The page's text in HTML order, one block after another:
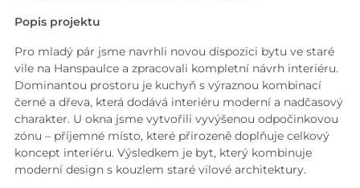
Popis projektu
Pro mladý pár jsme navrhli novou dispozici bytu ve staré
vile na Hanspaulce a zpracovali kompletní návrh interiéru.
Dominantou prostoru je kuchyň s výraznou kombinací
černé a dřeva, která dodává interiéru moderní a nadčasový
charakter. U okna jsme vytvořili vyvýšenou odpočinkovou
zónu – příjemné místo, které přirozeně doplňuje celkový
koncept interiéru. Výsledkem je byt, který kombinuje
moderní design s kouzlem staré vilové architektury.